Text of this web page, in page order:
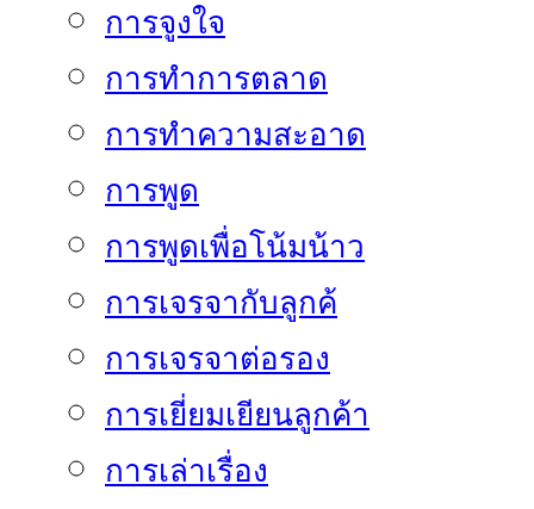
การจูงใจ
การทำการตลาด
การทำความสะอาด
การพูด
การพูดเพื่อโน้มน้าว
การเจรจากับลูกค้
การเจรจาต่อรอง
การเยี่ยมเยียนลูกค้า
การเล่าเรื่อง